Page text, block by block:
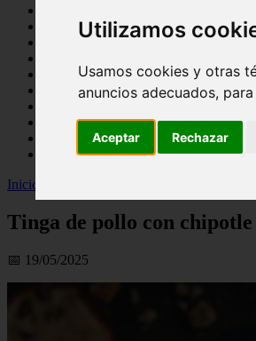
Utilizamos
Usamos cookies y otras
anuncios adecuados,
Aceptar Rechazar
espana
postres
reposteria
venezuela
verduras
Inicio
Tinga de pollo con chipotle
📅 19/05/2025